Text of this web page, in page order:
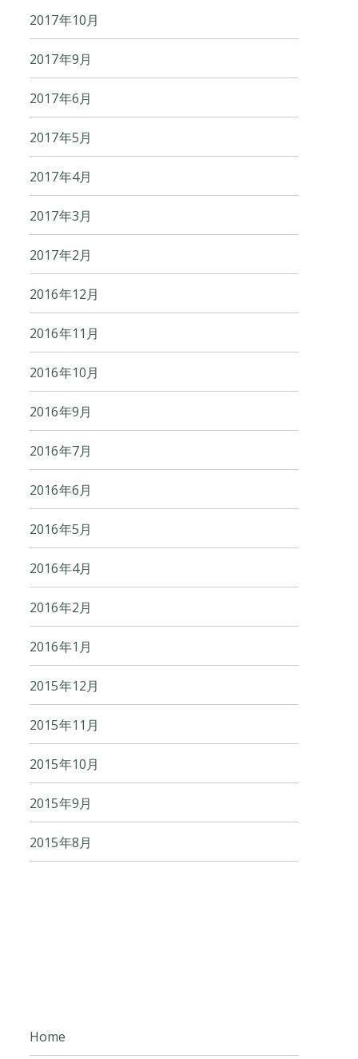
2017年10月
2017年9月
2017年6月
2017年5月
2017年4月
2017年3月
2017年2月
2016年12月
2016年11月
2016年10月
2016年9月
2016年7月
2016年6月
2016年5月
2016年4月
2016年2月
2016年1月
2015年12月
2015年11月
2015年10月
2015年9月
2015年8月
Home